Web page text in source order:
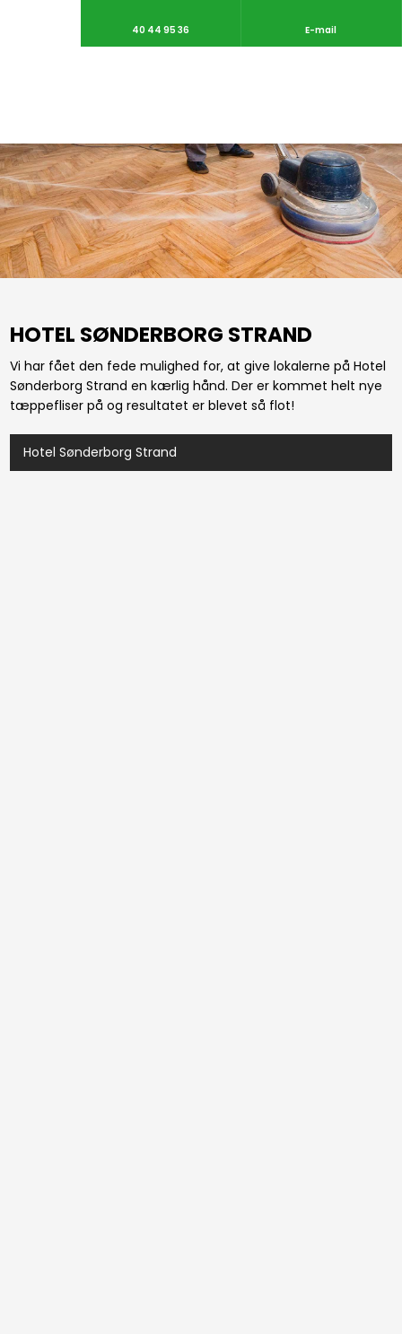
40 44 95 36 E-mail
HOTEL SØNDERBORG STRAND
Vi har fået den fede mulighed for, at give lokalerne på Hotel
Sønderborg Strand en kærlig hånd. Der er kommet helt nye
tæppefliser på og resultatet er blevet så flot!​
Hotel Sønderborg Strand